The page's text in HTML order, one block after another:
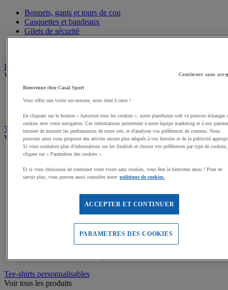
Bonnets, gants et tours de cou
Casquettes et bandeaux
Gilets de sécurité
Sandales, claquettes de sport
Bagagerie
Voir tous les produits
Sacs à dos
Textile Multisport
Voir tous les produits
Shorts de sport
Premieres couches, sous-maillots
Tee-shirts personnalisables
Voir tous les produits
Continuer sans
Bienvenue chez Casal Sport
Vous offrir une visite sur-mesure, nous tient à cœur !
En cliquant sur le bouton « Autoriser tous les cookies », notre plateforme web va pouvoir échanger
cookies avec votre navigateur. Ces informations permettent à notre équipe marketing et à nos
internet de mesurer les performances de notre site, et d'analyser vos préférences de contenu. Nous
pouvons ainsi vous proposer des articles encore plus adaptés à vos besoins et de la publicité
Si vous souhaitez plus d'informations sur les finalités et choisir vos préférences par type de cookies,
cliquez sur « Paramètres des cookies ».
Et si vous choisissez de continuer votre visite sans cookies, vous êtes le bienvenu aussi ! Pour en
savoir plus, vous pouvez aussi consulter notre politique de cookies.
ACCEPTER ET CONTINUER
PARAMETRES DES COOKIES